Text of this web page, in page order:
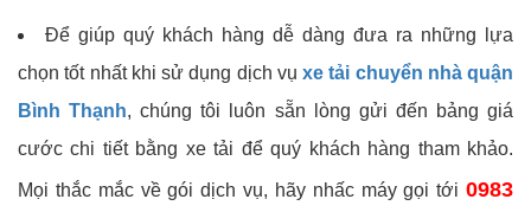
Để giúp quý khách hàng dễ dàng đưa ra những lựa
chọn tốt nhất khi sử dụng dịch vụ xe tải chuyển nhà quận
Bình Thạnh, chúng tôi luôn sẵn lòng gửi đến bảng giá
cước chi tiết bằng xe tải để quý khách hàng tham khảo.
Mọi thắc mắc về gói dịch vụ, hãy nhấc máy gọi tới 0983